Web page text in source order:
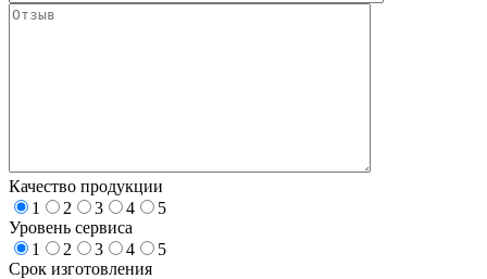
Качество продукции
1
2 3 4
5
Уровень сервиса
1
2 3 4
5
Срок изготовления